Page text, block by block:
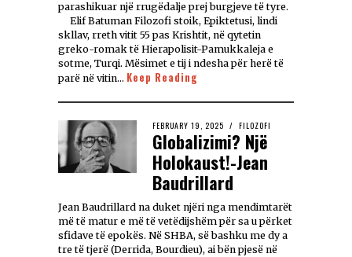
parashikuar një rrugëdalje prej burgjeve të tyre.
Elif Batuman Filozofi stoik, Epiktetusi, lindi
skllav, rreth vitit 55 pas Krishtit, në qytetin
greko-romak të Hierapolisit-Pamukkaleja e
sotme, Turqi. Mësimet e tij i ndesha për herë të
parë në vitin… Keep Reading
FEBRUARY 19, 2025 FILOZOFI
Globalizimi? Një
Holokaust!-Jean
Baudrillard
Jean Baudrillard na duket njëri nga mendimtarët
më të matur e më të vetëdijshëm për sa u përket
sfidave të epokës. Në SHBA, së bashku me dy a
tre të tjerë (Derrida, Bourdieu), ai bën pjesë në